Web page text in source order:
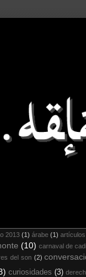
2013 (1) árabe (1) artículos
(10) carnaval de
del son (2)
curiosidades (3)